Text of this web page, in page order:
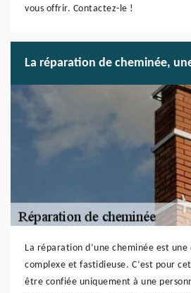
vous offrir. Contactez-le !
La réparation de cheminée,
La réparation d’une cheminée est
complexe et fastidieuse. C’est pour
être confiée uniquement à une